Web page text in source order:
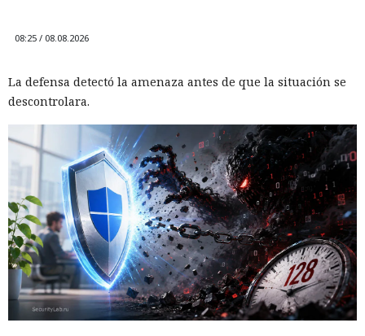
08:25 / 08.08.2026
La defensa detectó la amenaza antes de que la situación se
descontrolara.